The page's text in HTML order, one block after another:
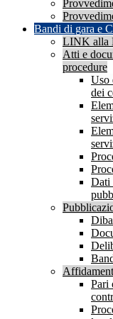
Bandi di gara e
LINK alla
Atti e
procedure
Uso
dei
Dati
Pari